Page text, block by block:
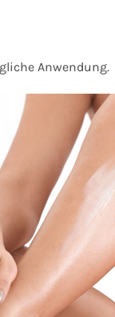
Anwendung.